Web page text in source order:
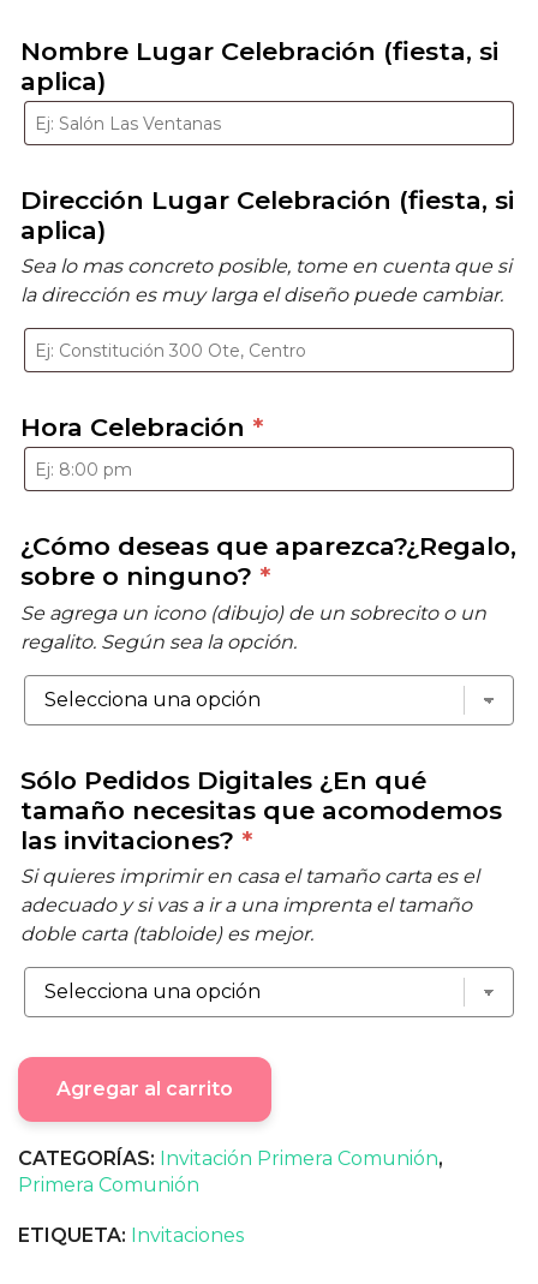
Nombre Lugar Celebración (fiesta, si
aplica)
Dirección Lugar Celebración (fiesta, si
aplica)
Sea lo mas concreto posible, tome en cuenta que si
la dirección es muy larga el diseño puede cambiar.
Hora Celebración *
¿Cómo deseas que aparezca?¿Regalo,
sobre o ninguno? *
Se agrega un icono (dibujo) de un sobrecito o un
regalito. Según sea la opción.
Sólo Pedidos Digitales ¿En qué
tamaño necesitas que acomodemos
las invitaciones? *
Si quieres imprimir en casa el tamaño carta es el
adecuado y si vas a ir a una imprenta el tamaño
doble carta (tabloide) es mejor.
Agregar al carrito
CATEGORÍAS: Invitación Primera Comunión,
Primera Comunión
ETIQUETA: Invitaciones